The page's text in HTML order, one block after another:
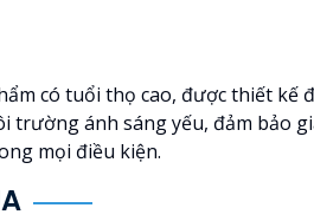
có tuổi thọ cao, được thiết kế
trường ánh sáng yếu, đảm bảo
mọi điều kiện.